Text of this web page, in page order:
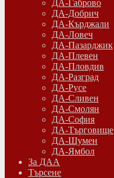
ДА-Габрово
ДА-Добрич
ДА-Кърджали
ДА-Ловеч
ДА-Пазарджик
ДА-Плевен
ДА-Пловдив
ДА-Разград
ДА-Русе
ДА-Сливен
ДА-Смолян
ДА-София
ДА-Търговище
ДА-Шумен
ДА-Ямбол
Зa ДАА
Търсене